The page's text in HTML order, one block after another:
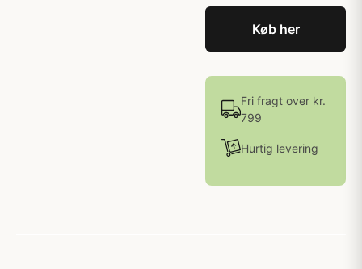
Køb her
Fri fragt over kr.
799
Hurtig levering